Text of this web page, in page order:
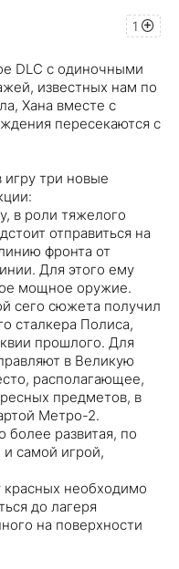
1
DLC с одиночными
известных нам по
Хана вместе с
пересекаются с
игру три новые
в роли тяжелого
отправиться на
фронта от
Для этого ему
мощное оружие.
сего сюжета получил
сталкера Полиса,
прошлого. Для
в Великую
располагающее,
предметов, в
Метро-2.
более развитая, по
самой игрой,
необходимо
до лагеря
на поверхности